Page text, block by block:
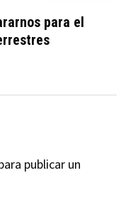
para el
publicar un